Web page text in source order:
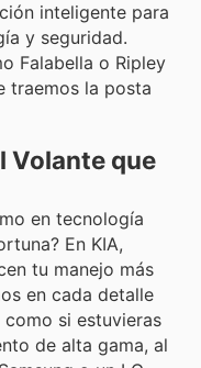
inteligente para
y seguridad.
Falabella o Ripley
traemos la posta
Volante que
en tecnología
En KIA,
tu manejo más
en cada detalle
si estuvieras
de alta gama, al